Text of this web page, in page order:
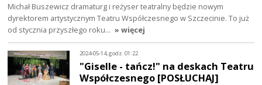
Michał Buszewicz dramaturg i reżyser teatralny będzie nowym
dyrektorem artystycznym Teatru Współczesnego w Szczecinie. To już
od stycznia przyszłego roku… » więcej
2024-05-14, godz. 01:22
"Giselle - tańcz!" na deskach Teatru
Współczesnego [POSŁUCHAJ]